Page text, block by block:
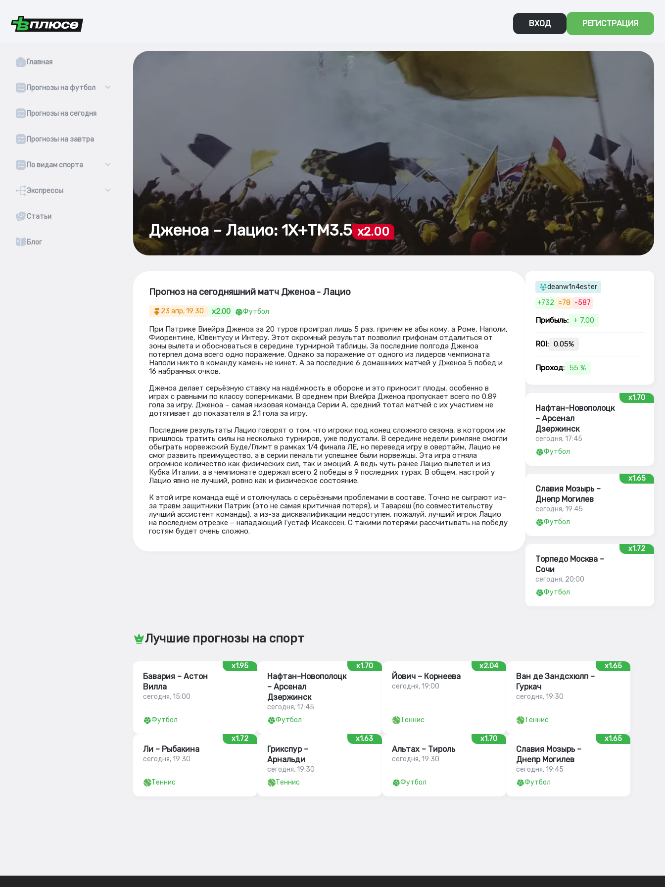
ВХОД РЕГИСТРАЦИЯ
Главная
Прогнозы на футбол
Прогнозы на сегодня
Прогнозы на завтра
По видам спорта
Экспрессы
Статьи
Блог
Дженоа – Лацио: 1Х+ТМ3.5 x2.00
Прогноз на сегодняшний матч Дженоа - Лацио
23 апр, 19:30 x2.00 Футбол
При Патрике Виейра Дженоа за 20 туров проиграл лишь 5 раз, причем не абы кому, а Роме, Наполи,
Фиорентине, Ювентусу и Интеру. Этот скромный результат позволил грифонам отдалиться от
зоны вылета и обосноваться в середине турнирной таблицы. За последние полгода Дженоа
потерпел дома всего одно поражение. Однако за поражение от одного из лидеров чемпионата
Наполи никто в команду камень не кинет. А за последние 6 домашниих матчей у Дженоа 5 побед и
16 набранных очков.
Дженоа делает серьёзную ставку на надёжность в обороне и это приносит плоды, особенно в
играх с равными по классу соперниками. В среднем при Виейра Дженоа пропускает всего по 0.89
гола за игру. Дженоа – самая низовая команда Серии А, средний тотал матчей с их участием не
дотягивает до показателя в 2.1 гола за игру.
Последние результаты Лацио говорят о том, что игроки под конец сложного сезона, в котором им
пришлось тратить силы на несколько турниров, уже подустали. В середине недели римляне смогли
обыграть норвежский Буде/Глимт в рамках 1/4 финала ЛЕ, но переведя игру в овертайм, Лацио не
смог развить преимущество, а в серии пенальти успешнее были норвежцы. Эта игра отняла
огромное количество как физических сил, так и эмоций. А ведь чуть ранее Лацио вылетел и из
Кубка Италии, а в чемпионате одержал всего 2 победы в 9 последних турах. В общем, настрой у
Лацио явно не лучший, ровно как и физическое состояние.
К этой игре команда ещё и столкнулась с серьёзными проблемами в составе. Точно не сыграют из-
за травм защитники Патрик (это не самая критичная потеря), и Тавареш (по совместительству
лучший ассистент команды), а из-за дисквалификации недоступен, пожалуй, лучший игрок Лацио
на последнем отрезке – нападающий Густаф Исакссен. С такими потерями рассчитывать на победу
гостям будет очень сложно.
deanw1n4ester
+732 =78 -587
Прибыль: + 7.00
ROI: 0.05%
Проход: 55 %
x1.70
Нафтан-Новополоцк
– Арсенал
Дзержинск
сегодня, 17:45
Футбол
x1.65
Славия Мозырь –
Днепр Могилев
сегодня, 19:45
Футбол
x1.72
Торпедо Москва –
Сочи
сегодня, 20:00
Футбол
Лучшие прогнозы на спорт
x1.95
Бавария – Астон
Вилла
сегодня, 15:00
Футбол
x1.70
Нафтан-Новополоцк
– Арсенал
Дзержинск
сегодня, 17:45
Футбол
x2.04
Йович – Корнеева
сегодня, 19:00
Теннис
x1.65
Ван де Зандсхюлп –
Гуркач
сегодня, 19:30
Теннис
x1.72
Ли – Рыбакина
сегодня, 19:30
Теннис
x1.63
Грикспур –
Арнальди
сегодня, 19:30
Теннис
x1.70
Альтах – Тироль
сегодня, 19:30
Футбол
x1.65
Славия Мозырь –
Днепр Могилев
сегодня, 19:45
Футбол